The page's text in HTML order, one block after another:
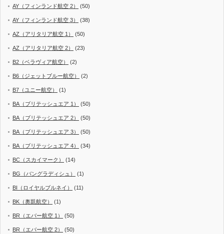
AY（フィンランド航空 2） (50)
AY（フィンランド航空 3） (38)
AZ（アリタリア航空 1） (50)
AZ（アリタリア航空 2） (23)
B2（ベラヴィア航空） (2)
B6（ジェットブルー航空） (2)
B7（ユニー航空） (1)
BA（ブリテッシュエア 1） (50)
BA（ブリテッシュエア 2） (50)
BA（ブリテッシュエア 3） (50)
BA（ブリテッシュエア 4） (34)
BC（スカイマーク） (14)
BG（バングラディシュ） (1)
BI（ロイヤルブルネイ） (11)
BK（奥凱航空） (1)
BR（エバー航空 1） (50)
BR（エバー航空 2） (50)